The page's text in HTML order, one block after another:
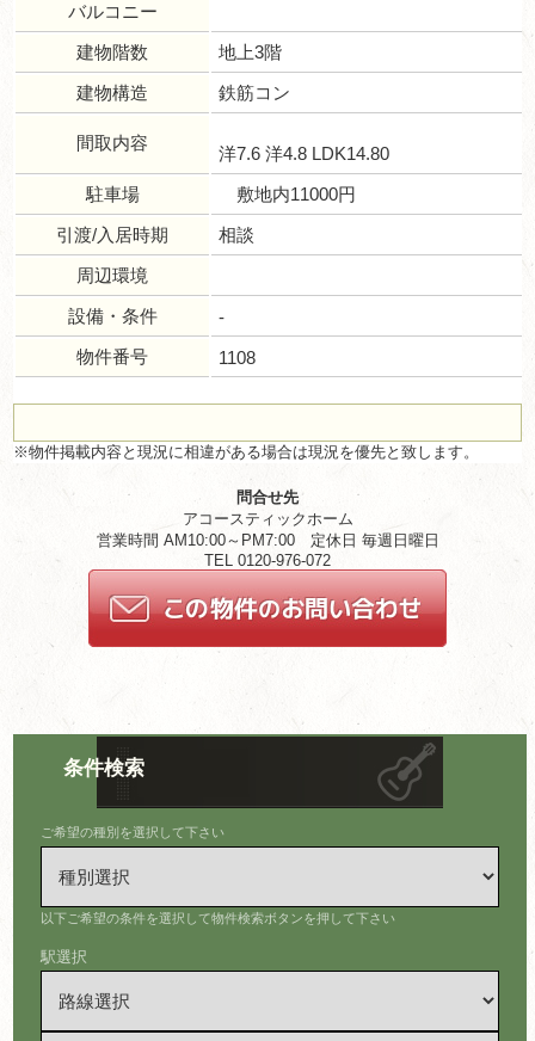
条件検索
ご希望の種別を選択して下さい
以下ご希望の条件を選択して物件検索ボタンを押して下さい
駅選択
バルコニー
建物階数
地上3階
建物構造
鉄筋コン
間取内容
洋7.6 洋4.8 LDK14.80
駐車場
敷地内11000円
引渡/入居時期
相談
周辺環境
設備・条件
-
物件番号
1108
※物件掲載内容と現況に相違がある場合は現況を優先と致します。
問合せ先
アコースティックホーム
営業時間 AM10:00～PM7:00 定休日 毎週日曜日
TEL 0120-976-072